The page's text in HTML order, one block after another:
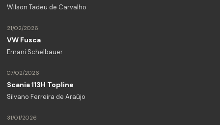
Wilson Tadeu de Carvalho
21/02/2026
VW Fusca
Ernani Schelbauer
07/02/2026
Scania 113H Topline
Silvano Ferreira de Araújo
31/01/2026